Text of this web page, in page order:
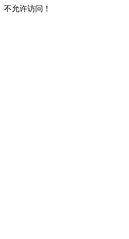
不允许访问！